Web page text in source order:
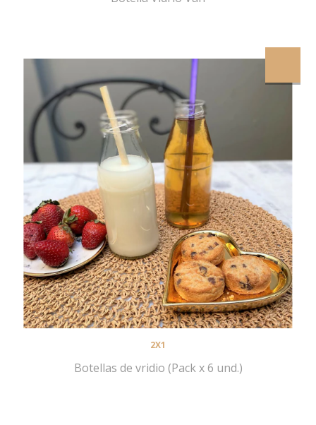
2X1
Botellas de vridio (Pack x 6 und.)